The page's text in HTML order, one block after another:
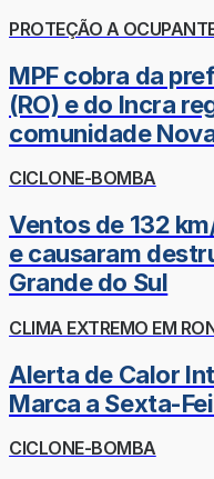
PROTEÇÃO A
MPF cobra da
(RO) e do Incra
comunidade
CICLONE-BOMBA
Ventos de 132
e causaram
Grande do Sul
CLIMA EXTREMO EM
Alerta de Calor
Marca a Sexta-
CICLONE-BOMBA